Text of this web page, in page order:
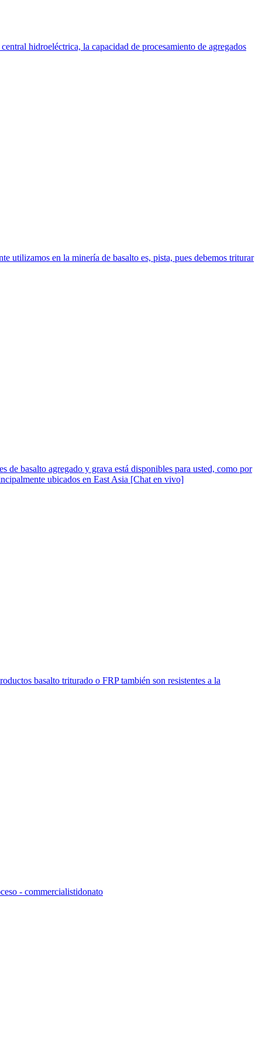
hidroeléctrica, la capacidad de procesamiento de agregados
utilizamos en la minería de basalto es, pista, pues debemos triturar
basalto agregado y grava está disponibles para usted, como por
ubicados en East Asia [Chat en vivo]
basalto triturado o FRP también son resistentes a la
- commercialistidonato